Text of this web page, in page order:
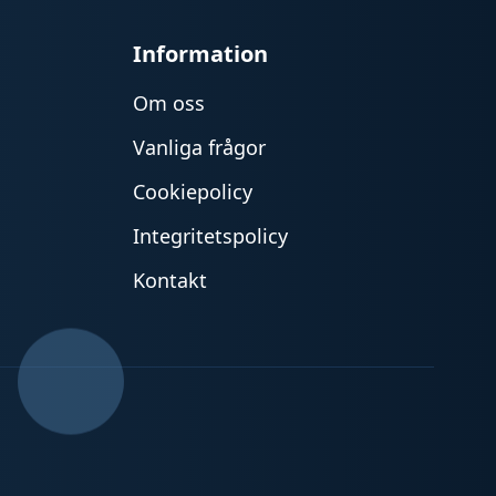
Information
Om oss
Vanliga frågor
Cookiepolicy
Integritetspolicy
Kontakt